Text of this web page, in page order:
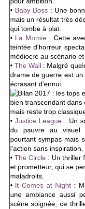
• Baby Boss: Une
mais un résultat très
qui tombe à plat.
• La Momie : Cette
teintée d'horreur
médiocre au scénario et
• The Wall: Malgré
drame de guerre est
écrasant d'ennui.
bien transcendant
mais reste trop
• Justice League : Un
du pauvre au visuel
pourtant sympas mais
l'action sans
• The Circle : Un thriller
et prometteur, qui se
maladroits.
• It Comes at Night:
une ambiance aussi
scène soignée, ce